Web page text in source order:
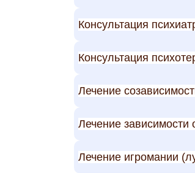
Консультация
Консультация
Лечение
Лечение зависимости
Лечение игромании